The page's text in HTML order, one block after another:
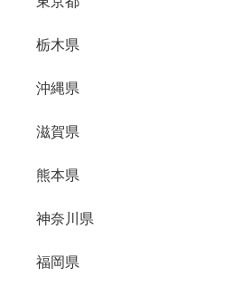
栃木県
沖縄県
滋賀県
熊本県
神奈川県
福岡県